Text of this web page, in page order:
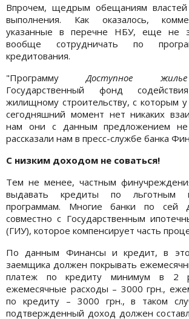
Впрочем, щедрым обещаниям
выполнения. Как оказалось,
указанные в перечне НБУ, еще не
вообще сотрудничать по
кредитования.
"ПрограммуДоступное жилье
Государственный фонд
жилищному строительству, с которым
сегодняшний момент нет никаких
нам они с данным предложением
рассказали нам в пресс-службе банка
С низким доходом не соваться!
Тем не менее, частным
выдавать кредиты по льготным
программам. Многие банки по сей
совместно с Государственным
(ГИУ), которое компенсирует часть
По данным Финансы и кредит, в
заемщика должен покрывать
платеж по кредиту минимум в 2
ежемесячные расходы – 3000 грн.,
по кредиту – 3000 грн., в таком
подтвержденный доход должен